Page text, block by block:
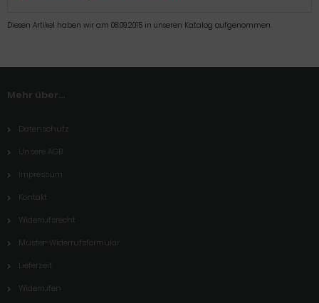
Diesen Artikel haben wir am 08.09.2015 in unseren Katalog aufgenommen.
Mehr über...
Datenschutz
Unsere AGB
Impressum
Kontakt
Widerrufsrecht
Muster-Widerrufsformular
Lieferzeit
Widerrufen